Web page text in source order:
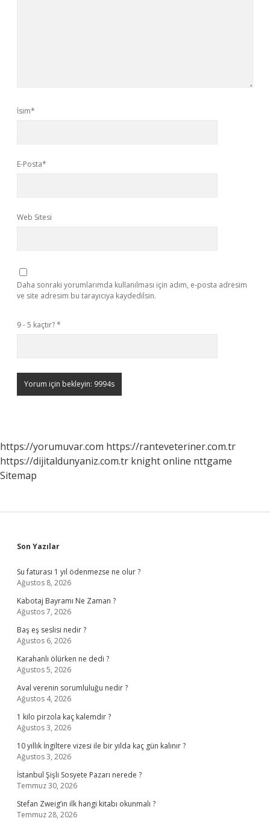
İsim*
E-Posta*
Web Sitesi
Daha sonraki yorumlarımda kullanılması için adım, e-posta adresim
ve site adresim bu tarayıcıya kaydedilsin.
9 - 5 kaçtır?*
https://yorumuvar.com https://ranteveteriner.com.tr
https://dijitaldunyaniz.com.tr knight online nttgame
Sitemap
Sidebar
Son Yazılar
Su faturası 1 yıl ödenmezse ne olur ?
Ağustos 8, 2026
Kabotaj Bayramı Ne Zaman ?
Ağustos 7, 2026
Baş eş seslisi nedir ?
Ağustos 6, 2026
Karahanlı ölürken ne dedi ?
Ağustos 5, 2026
Aval verenin sorumluluğu nedir ?
Ağustos 4, 2026
1 kilo pirzola kaç kalemdir ?
Ağustos 3, 2026
10 yıllık İngiltere vizesi ile bir yılda kaç gün kalınır ?
Ağustos 3, 2026
İstanbul Şişli Sosyete Pazarı nerede ?
Temmuz 30, 2026
Stefan Zweig’in ilk hangi kitabı okunmalı ?
Temmuz 28, 2026